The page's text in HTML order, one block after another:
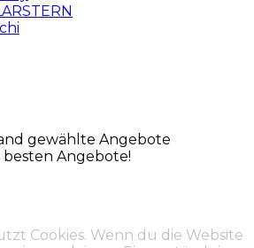
Angebote!
Cookies. Wenn du die Website